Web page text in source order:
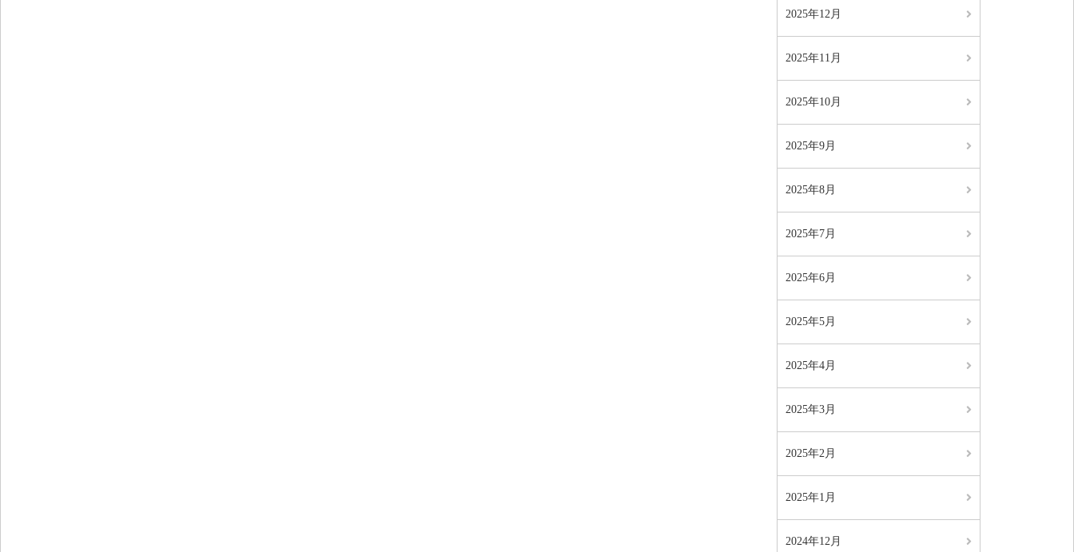
2025年12月
2025年11月
2025年10月
2025年9月
2025年8月
2025年7月
2025年6月
2025年5月
2025年4月
2025年3月
2025年2月
2025年1月
2024年12月